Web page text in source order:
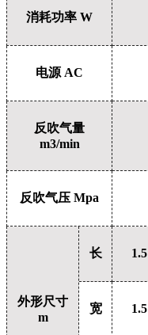
消耗功率 W
电源 AC
反吹气量
m3/min
反吹气压 Mpa
外形尺寸
m
长 1.5
宽 1.5